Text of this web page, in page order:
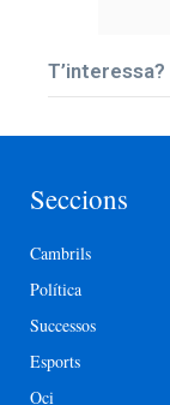
T’interessa?
Seccions
Cambrils
Política
Successos
Esports
Oci